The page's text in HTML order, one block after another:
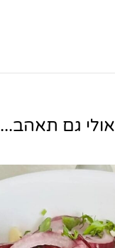
אולי גם תאהב...